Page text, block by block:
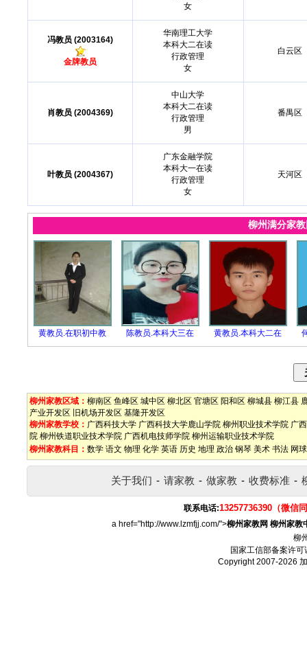
女
冯教员 (2003164)
金牌教员
华南理工大学
本科大二在读
行政管理
女
白云区
肖教员 (2004369)
中山大学
本科大二在读
行政管理
男
番禺区
叶教员 (2004367)
广东金融学院
本科大一在读
行政管理
女
天河区
柳州满分家
黄教员.在职初中教 陈教员.本科大三在 黄教员.本科大二在
柳州家教区域： 柳南区 鱼峰区 城中区 柳北区 官塘区 阳和区 柳城县 柳江县
产业开发区
旧机场开发区 基隆开发区
柳州家教学校： 广西科技大学 广西科技大学鹿山学院 柳州职业技术学院 广
院 柳州铁道职业技术学院 广西机电技师学院 柳州运输职业技术学院
柳州家教科目： 数学 语文 物理 化学 英语 历史 地理 政治 钢琴 美术 书法 网球
关于我们 - 请家教 - 做家教 - 收费标准 -
联系电话:13257736390（微信
a href="http://www.lzmfjj.com/">柳州家教网 柳州家教
柳
国家工信部备案许可
Copyright 2007-2026